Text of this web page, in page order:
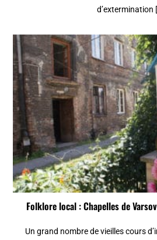
d’extermination
Folklore local : Chapelles de
Un grand nombre de vieilles cours